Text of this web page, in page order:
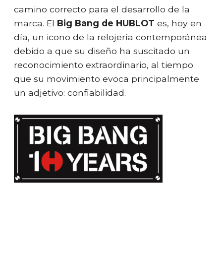
camino correcto para el desarrollo de la
marca. El Big Bang de HUBLOT es, hoy en
día, un icono de la relojería contemporánea
debido a que su diseño ha suscitado un
reconocimiento extraordinario, al tiempo
que su movimiento evoca principalmente
un adjetivo: confiabilidad.